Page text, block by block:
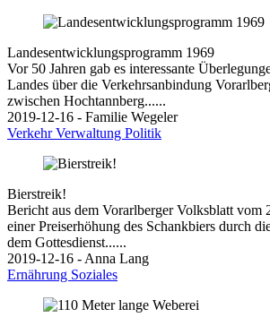
Landesentwicklungsprogramm 1969
Vor 50 Jahren gab es interessante
Landes über die Verkehrsanbindung
zwischen Hochtannberg......
2019-12-16 - Familie Wegeler
VerkehrVerwaltung Politik
Bierstreik!
Bericht aus dem Vorarlberger Volksblatt vom
einer Preiserhöhung des Schankbiers durch
dem Gottesdienst......
2019-12-16 - Anna Lang
Ernährung Soziales